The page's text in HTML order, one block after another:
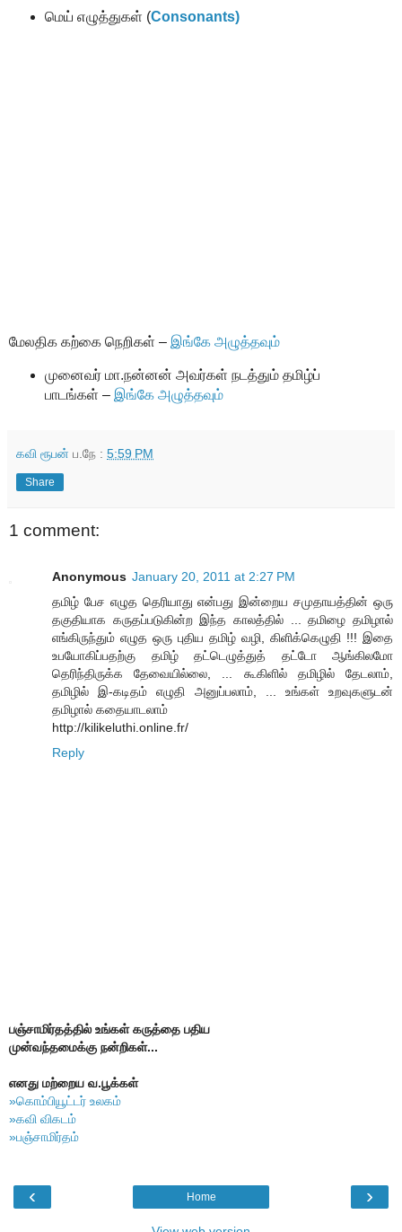
மெய் எழுத்துகள் (Consonants)
மேலதிக கற்கை நெறிகள் – இங்கே அழுத்தவும்
முனைவர் மா.நன்னன் அவர்கள் நடத்தும் தமிழ்ப்
பாடங்கள் – இங்கே அழுத்தவும்
கவி ரூபன் ப.நே : 5:59 PM
Share
1 comment:
Anonymous January 20, 2011 at 2:27 PM
தமிழ் பேச எழுத தெரியாது என்பது இன்றைய சமுதாயத்தின் ஒரு
தகுதியாக கருதப்படுகின்ற இந்த காலத்தில் ... தமிழை தமிழால்
எங்கிருந்தும் எழுத ஒரு புதிய தமிழ் வழி, கிளிக்கெழுதி !!! இதை
உபயோகிப்பதற்கு தமிழ் தட்டெழுத்துத் தட்டோ ஆங்கிலமோ
தெரிந்திருக்க தேவையில்லை, ... கூகிளில் தமிழில் தேடலாம்,
தமிழில் இ-கடிதம் எழுதி அனுப்பலாம், ... உங்கள் உறவுகளுடன்
தமிழால் கதையாடலாம்
http://kilikeluthi.online.fr/
Reply
பஞ்சாமிர்தத்தில் உங்கள் கருத்தை பதிய
முன்வந்தமைக்கு நன்றிகள்...
எனது மற்றைய வ.பூக்கள்
»கொம்பியூட்டர் உலகம்
»கவி விகடம்
»பஞ்சாமிர்தம்
‹ ›
Home